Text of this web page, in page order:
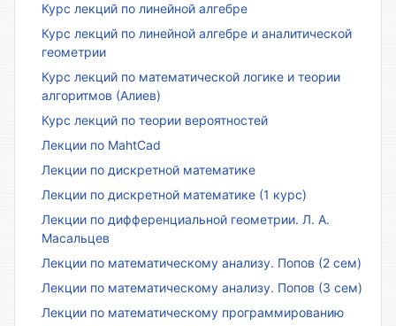
Курс лекций по линейной алгебре
Курс лекций по линейной алгебре и аналитической
геометрии
Курс лекций по математической логике и теории
алгоритмов (Алиев)
Курс лекций по теории вероятностей
Лекции по MahtCad
Лекции по дискретной математике
Лекции по дискретной математике (1 курс)
Лекции по дифференциальной геометрии. Л. А.
Масальцев
Лекции по математическому анализу. Попов (2 сем)
Лекции по математическому анализу. Попов (3 сем)
Лекции по математическому программированию